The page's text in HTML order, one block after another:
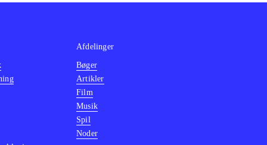
Afdelinger
Bøger
Artikler
Film
Musik
Spil
Noder